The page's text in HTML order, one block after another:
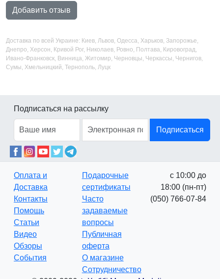
Добавить отзыв
Доставка по всей Украине: Киев, Львов, Одесса, Харьков, Запорожье,
Днепро, Херсон, Кривой Рог, Николаев, Ровно, Полтава, Кировоград,
Ивано-Франковск, Винница, Житомир, Черновцы, Черкассы, Чернигов,
Сумы, Хмельницкий, Тернополь, Луцк
Подписаться на рассылку
Подписаться
Оплата и
Доставка
Контакты
Помощь
Статьи
Видео
Обзоры
События
Подарочные
сертификаты
Часто
задаваемые
вопросы
Публичная
оферта
О магазине
Сотрудничество
с 10:00 до
18:00 (пн-пт)
(050) 766-07-84